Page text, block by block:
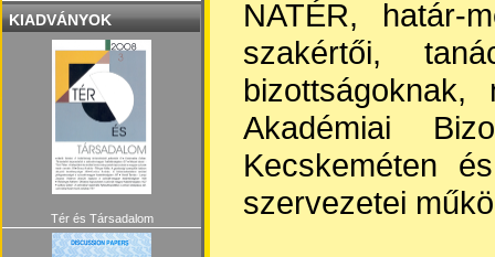
KIADVÁNYOK
Tér és Társadalom
NATÉR, határ-
szakértői,
Akadémiai
Kecskeméten
szervezetei